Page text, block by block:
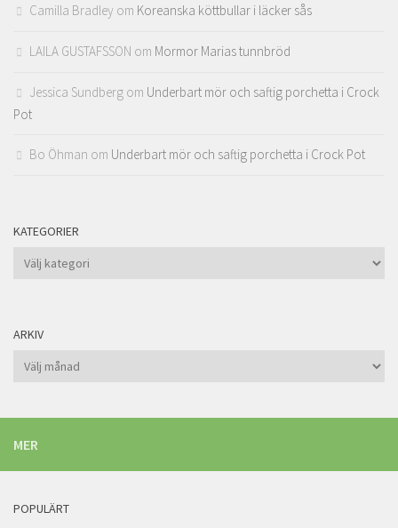
Camilla Bradley om Koreanska köttbullar i läcker sås
LAILA GUSTAFSSON om Mormor Marias tunnbröd
Jessica Sundberg om Underbart mör och saftig porchetta i Crock
Pot
Bo Öhman om Underbart mör och saftig porchetta i Crock Pot
KATEGORIER
Kategorier
ARKIV
Arkiv
MER
POPULÄRT